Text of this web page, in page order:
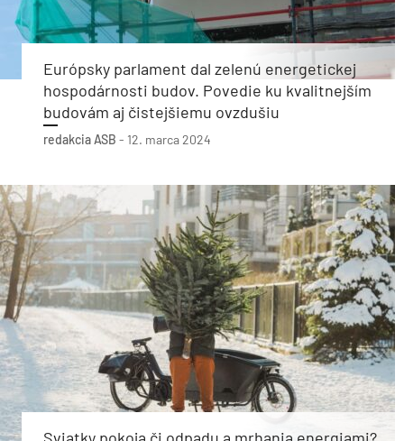
Európsky parlament dal zelenú energetickej
hospodárnosti budov. Povedie ku kvalitnejším
budovám aj čistejšiemu ovzdušiu
redakcia ASB - 12. marca 2024